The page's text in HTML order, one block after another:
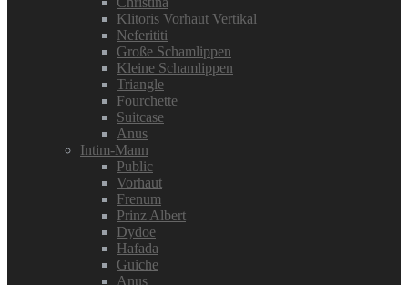
Klitoris Vorhaut Vertikal
Neferititi
Große Schamlippen
Kleine Schamlippen
Triangle
Fourchette
Suitcase
Anus
Intim-Mann
Public
Vorhaut
Frenum
Prinz Albert
Dydoe
Hafada
Guiche
Anus